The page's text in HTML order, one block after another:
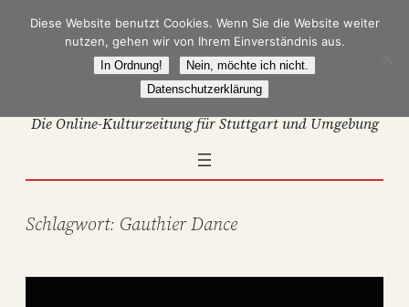
Zum
Die Online-Kulturzeitung für Stuttgart und Umgebung
Schlagwort: Gauthier Dance
Diese Website benutzt Cookies. Wenn Sie die Website weiter
nutzen, gehen wir von Ihrem Einverständnis aus.
In Ordnung!
Nein, möchte ich nicht.
Datenschutzerklärung